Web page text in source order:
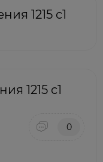
1215 c1
1215 c1
0